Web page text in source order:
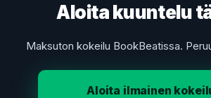
Aloita kuuntelu
Maksuton kokeilu BookBeatissa.
Aloita ilmainen